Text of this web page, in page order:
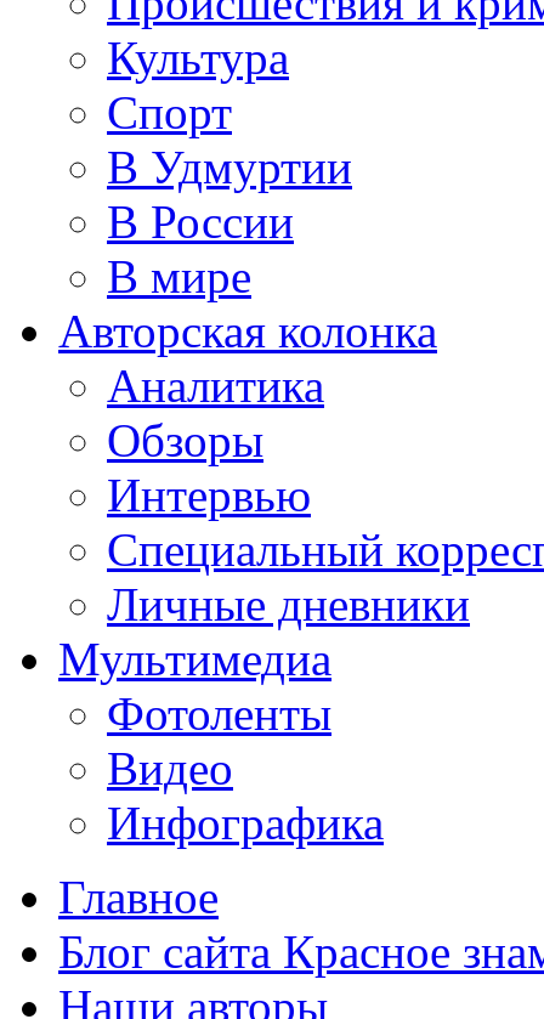
Культура
Спорт
В Удмуртии
В России
В мире
Авторская колонка
Аналитика
Обзоры
Интервью
Специальный
Личные дневники
Мультимедиа
Фотоленты
Видео
Инфографика
Главное
Блог сайта Красное
Наши авторы